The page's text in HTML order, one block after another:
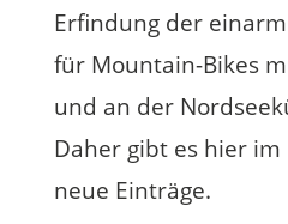
Erfindung der
für Mountain-Bikes
und an der
Daher gibt es hier
neue Einträge.